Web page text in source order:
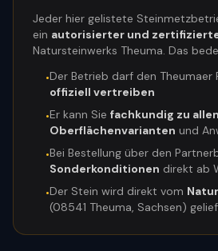
Jeder hier gelistete
ein autorisierter und
Natursteinwerks Theuma. Das
•Der Betrieb darf den Theumaer
offiziell vertreiben
•Er kann Sie fachkundig zu
Oberflächenvarianten und
•Bei Bestellung über den
Sonderkonditionen direkt ab
•Der Stein wird direkt vom
(08541 Theuma, Sachsen)